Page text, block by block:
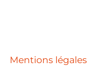
Mentions légales